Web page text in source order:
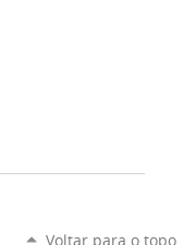
Voltar para o topo